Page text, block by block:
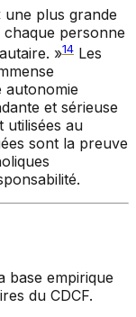
plus grande
personne
»14 Les
autonomie
et sérieuse
utilisées au
sont la preuve
base empirique
du CDCF.